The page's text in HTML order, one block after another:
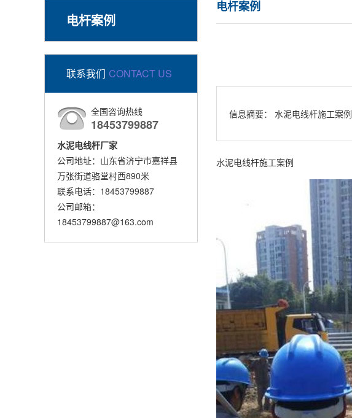
电杆案例
联系我们 CONTACT US
全国咨询热线
18453799887
水泥电线杆厂家
公司地址：山东省济宁市嘉祥县
万张街道骆堂村西890米
联系电话：18453799887
公司邮箱：
18453799887@163.com
电杆案例
信息摘要： 水泥电线杆施工案例
水泥电线杆施工案例